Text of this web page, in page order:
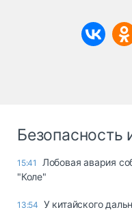
Безопасность
15:41
Лобовая авария
"Коле"
13:54 У китайского